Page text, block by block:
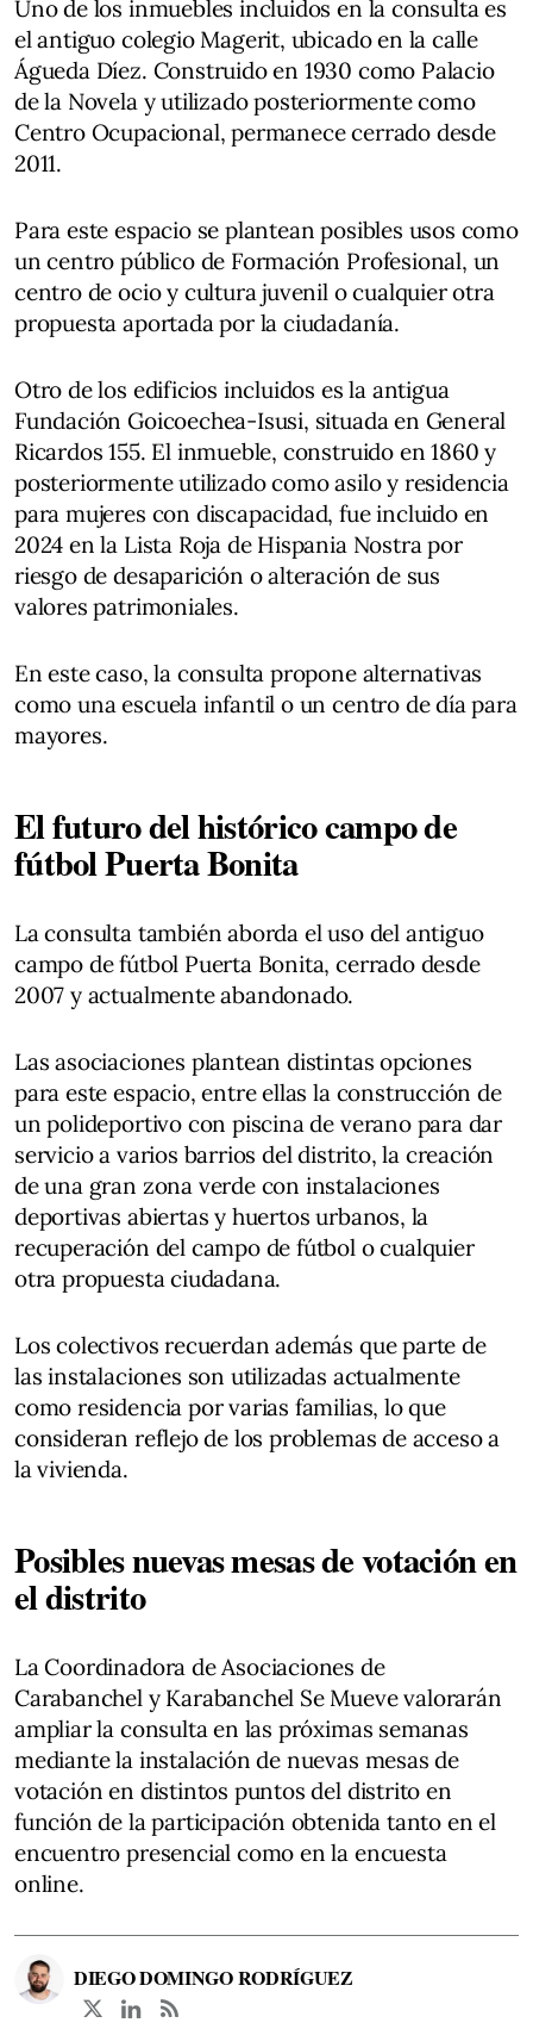
Uno de los inmuebles incluidos en la consulta es
el antiguo colegio Magerit, ubicado en la calle
Águeda Díez. Construido en 1930 como Palacio
de la Novela y utilizado posteriormente como
Centro Ocupacional, permanece cerrado desde
2011.
Para este espacio se plantean posibles usos como
un centro público de Formación Profesional, un
centro de ocio y cultura juvenil o cualquier otra
propuesta aportada por la ciudadanía.
Otro de los edificios incluidos es la antigua
Fundación Goicoechea-Isusi, situada en General
Ricardos 155. El inmueble, construido en 1860 y
posteriormente utilizado como asilo y residencia
para mujeres con discapacidad, fue incluido en
2024 en la Lista Roja de Hispania Nostra por
riesgo de desaparición o alteración de sus
valores patrimoniales.
En este caso, la consulta propone alternativas
como una escuela infantil o un centro de día para
mayores.
El futuro del histórico campo de
fútbol Puerta Bonita
La consulta también aborda el uso del antiguo
campo de fútbol Puerta Bonita, cerrado desde
2007 y actualmente abandonado.
Las asociaciones plantean distintas opciones
para este espacio, entre ellas la construcción de
un polideportivo con piscina de verano para dar
servicio a varios barrios del distrito, la creación
de una gran zona verde con instalaciones
deportivas abiertas y huertos urbanos, la
recuperación del campo de fútbol o cualquier
otra propuesta ciudadana.
Los colectivos recuerdan además que parte de
las instalaciones son utilizadas actualmente
como residencia por varias familias, lo que
consideran reflejo de los problemas de acceso a
la vivienda.
Posibles nuevas mesas de votación en
el distrito
La Coordinadora de Asociaciones de
Carabanchel y Karabanchel Se Mueve valorarán
ampliar la consulta en las próximas semanas
mediante la instalación de nuevas mesas de
votación en distintos puntos del distrito en
función de la participación obtenida tanto en el
encuentro presencial como en la encuesta
online.
DIEGO DOMINGO RODRÍGUEZ